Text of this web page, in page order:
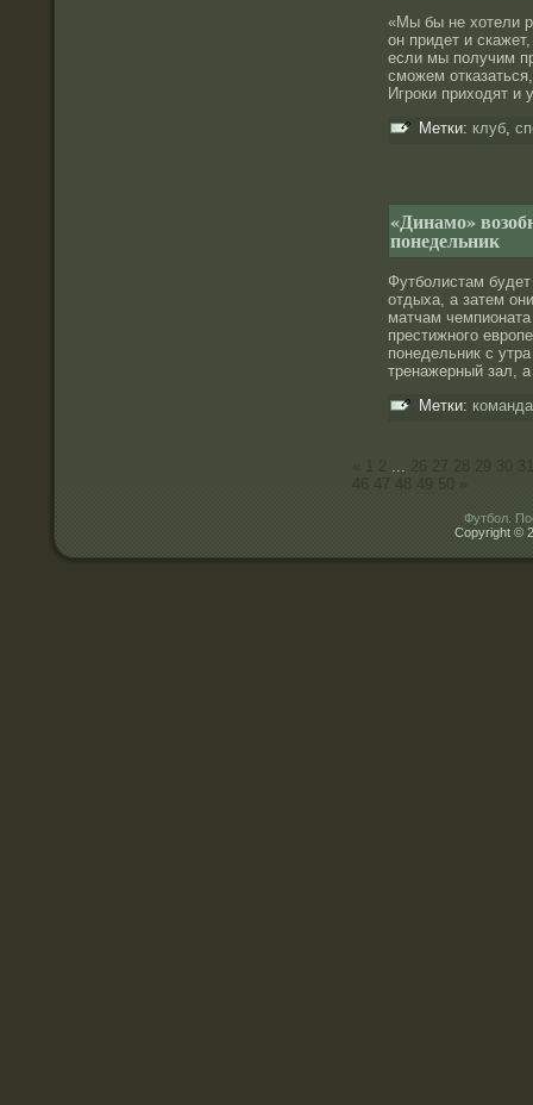
«Мы бы не хотели
он придет и
если мы получим
сможем
Игроки приходят и
Метки: клуб,
«Динамо»
понедельник
Футболистам
отдыха, а затем
матчам
престижного
понедельник с
тренажерный зал,
Метки: команда
...
Футбол.
Copyright ©